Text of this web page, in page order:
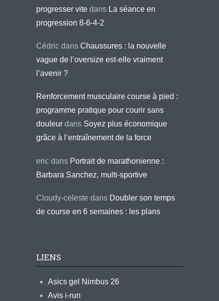
progresser vite dans La séance en
progression 8-6-4-2
Cédric dans Chaussures : la nouvelle
vague de l’oversize est-elle vraiment
l’avenir ?
Renforcement musculaire course à pied :
programme pratique pour courir sans
douleur dans Soyez plus économique
grâce à l’entraînement de la force
eric dans Portrait de marathonienne :
Barbara Sanchez, multi-sportive
Cloudy-celeste dans Doubler son temps
de course en 6 semaines : les plans
LIENS
Asics gel Nimbus 26
Avis i-run